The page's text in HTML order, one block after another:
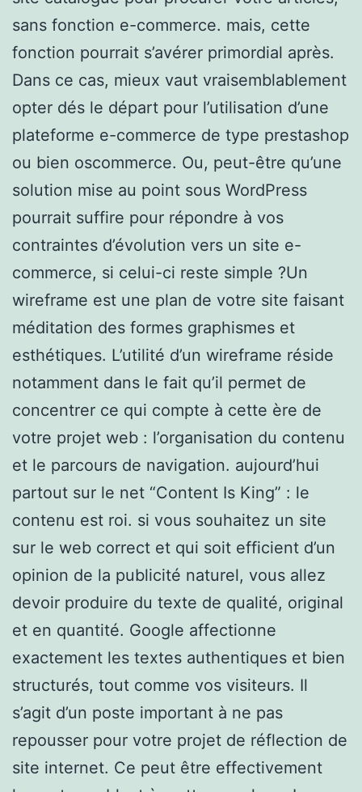
sans fonction e-commerce. mais, cette
fonction pourrait s’avérer primordial après.
Dans ce cas, mieux vaut vraisemblablement
opter dés le départ pour l’utilisation d’une
plateforme e-commerce de type prestashop
ou bien oscommerce. Ou, peut-être qu’une
solution mise au point sous WordPress
pourrait suffire pour répondre à vos
contraintes d’évolution vers un site e-
commerce, si celui-ci reste simple ?Un
wireframe est une plan de votre site faisant
méditation des formes graphismes et
esthétiques. L’utilité d’un wireframe réside
notamment dans le fait qu’il permet de
concentrer ce qui compte à cette ère de
votre projet web : l’organisation du contenu
et le parcours de navigation. aujourd’hui
partout sur le net “Content Is King” : le
contenu est roi. si vous souhaitez un site
sur le web correct et qui soit efficient d’un
opinion de la publicité naturel, vous allez
devoir produire du texte de qualité, original
et en quantité. Google affectionne
exactement les textes authentiques et bien
structurés, tout comme vos visiteurs. Il
s’agit d’un poste important à ne pas
repousser pour votre projet de réflection de
site internet. Ce peut être effectivement